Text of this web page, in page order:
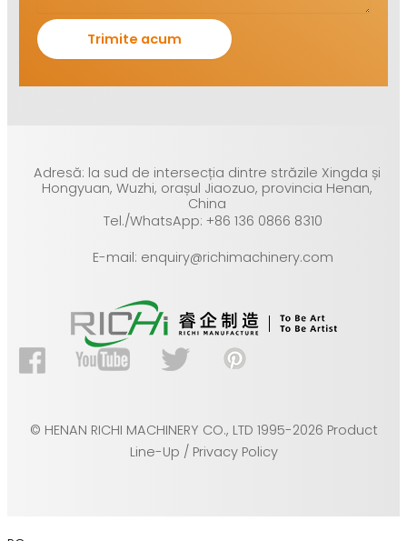
Adresă: la sud de intersecția dintre străzile Xingda și
Hongyuan, Wuzhi, orașul Jiaozuo, provincia Henan,
China
Tel./WhatsApp: +86 136 0866 8310
E-mail: enquiry@richimachinery.com
© HENAN RICHI MACHINERY CO., LTD 1995-2026 Product
Line-Up / Privacy Policy